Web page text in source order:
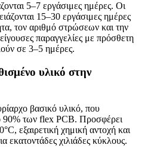
5–7 εργάσιμες ημέρες. Οι
15–30 εργάσιμες ημέρες
τον αριθμό στρώσεων και την
παραγγελίες με πρόσθετη
σε 3–5 ημέρες.
υλικό στην
βασικό υλικό, που
90% των flex PCB. Προσφέρει
εξαιρετική χημική αντοχή και
εκατοντάδες χιλιάδες κύκλους.